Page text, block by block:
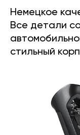
Немецкое
Все детали
стильный